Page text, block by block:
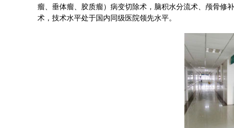
瘤、垂体瘤、胶质瘤）病变切除术，脑积水分流术、颅骨修
术，技术水平处于国内同级医院领先水平。